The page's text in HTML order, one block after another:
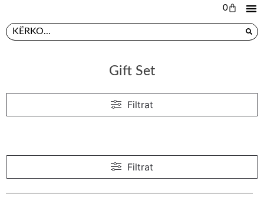
0
Gift Set
Filtrat
Filtrat